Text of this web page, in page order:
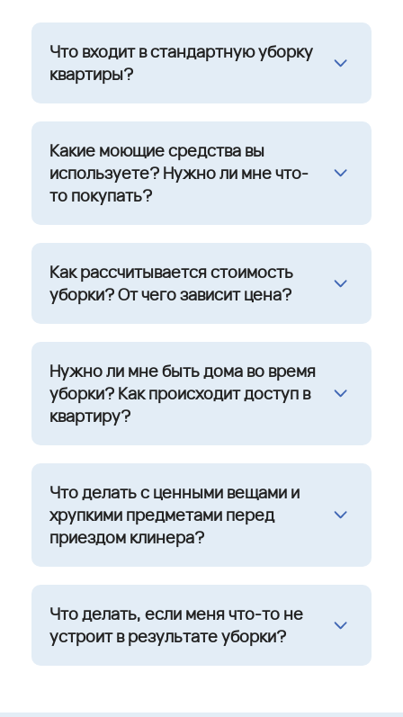
Что входит в стандартную уборку
квартиры?
Какие моющие средства вы
используете? Нужно ли мне что-
то покупать?
Как рассчитывается стоимость
уборки? От чего зависит цена?
Нужно ли мне быть дома во время
уборки? Как происходит доступ в
квартиру?
Что делать с ценными вещами и
хрупкими предметами перед
приездом клинера?
Что делать, если меня что-то не
устроит в результате уборки?